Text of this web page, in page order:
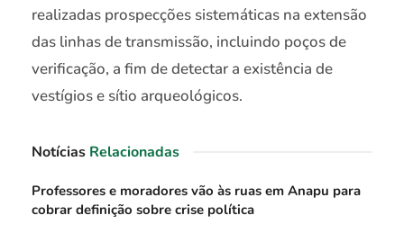
realizadas prospecções sistemáticas na extensão
das linhas de transmissão, incluindo poços de
verificação, a fim de detectar a existência de
vestígios e sítio arqueológicos.
Notícias Relacionadas
Professores e moradores vão às ruas em Anapu para
cobrar definição sobre crise política